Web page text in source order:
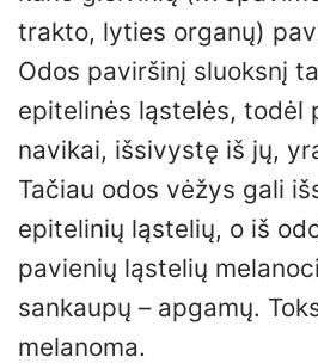
trakto, lyties organų)
Odos paviršinį sluoksnį
epitelinės ląstelės, todėl
navikai, išsivystę iš jų,
Tačiau odos vėžys gali
epitelinių ląstelių, o iš
pavienių ląstelių
sankaupų – apgamų.
melanoma.